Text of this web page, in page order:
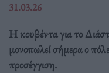
31.03.26
Η κουβέντα για το
μονοπωλεί σήμερα ο
προσέγγιση.